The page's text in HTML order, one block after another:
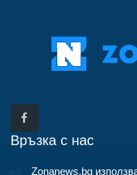
Връзка с нас
Zonanews.bg